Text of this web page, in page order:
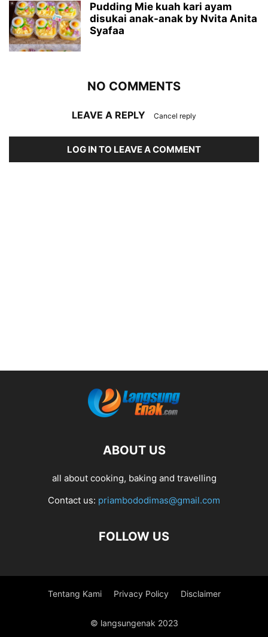
Pudding Mie kuah kari ayam
disukai anak-anak by Nvita Anita
Syafaa
NO COMMENTS
LEAVE A REPLY Cancel reply
LOG IN TO LEAVE A COMMENT
ABOUT US
all about cooking, baking and travelling
Contact us: priambododimas@gmail.com
FOLLOW US
Tentang Kami Privacy Policy Disclaimer
© langsungenak 2023